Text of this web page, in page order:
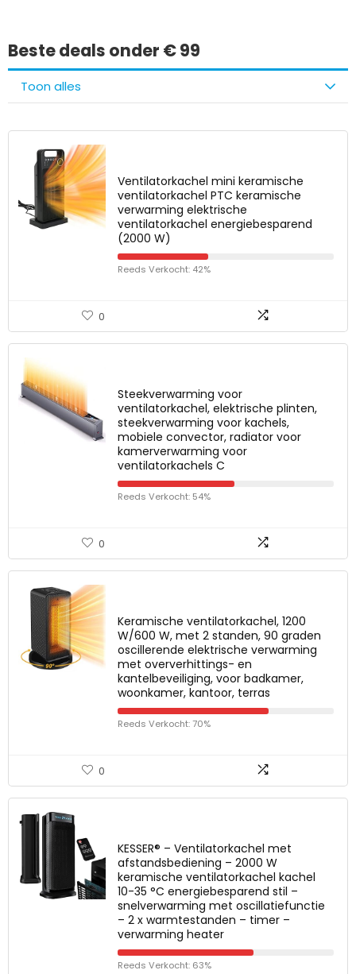
Beste deals onder € 99
Toon alles
Ventilatorkachel mini keramische
ventilatorkachel PTC keramische
verwarming elektrische
ventilatorkachel energiebesparend
(2000 W)
Reeds Verkocht: 42%
0
Steekverwarming voor
ventilatorkachel, elektrische plinten,
steekverwarming voor kachels,
mobiele convector, radiator voor
kamerverwarming voor
ventilatorkachels C
Reeds Verkocht: 54%
0
Keramische ventilatorkachel, 1200
W/600 W, met 2 standen, 90 graden
oscillerende elektrische verwarming
met oververhittings- en
kantelbeveiliging, voor badkamer,
woonkamer, kantoor, terras
Reeds Verkocht: 70%
0
KESSER® – Ventilatorkachel met
afstandsbediening – 2000 W
keramische ventilatorkachel kachel
10-35 °C energiebesparend stil –
snelverwarming met oscillatiefunctie
– 2 x warmtestanden – timer –
verwarming heater
Reeds Verkocht: 63%